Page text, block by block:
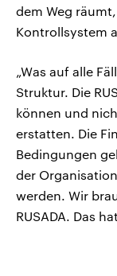
dem Weg
Kontrollsystem
„Was auf alle
Struktur. Die
können und
erstatten. Die
Bedingungen
der
werden. Wir
RUSADA. Das